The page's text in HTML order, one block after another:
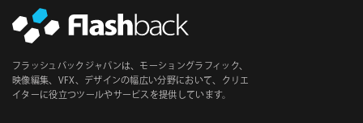
ス
必
須
フラッシュバックジャパンは、モーショングラフィック、
映像編集、VFX、デザインの幅広い分野において、クリエ
イターに役立つツールやサービスを提供しています。